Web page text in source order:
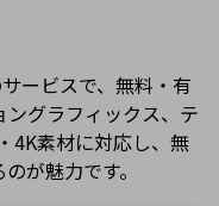
ービスで、無料・有
グラフィックス、テ
4K素材に対応し、無
が魅力です。